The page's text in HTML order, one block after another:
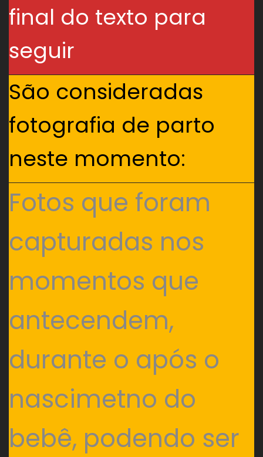
final do texto para
seguir
São consideradas
fotografia de parto
neste momento:
Fotos que foram
capturadas nos
momentos que
antecendem,
durante o após o
nascimetno do
bebê, podendo ser